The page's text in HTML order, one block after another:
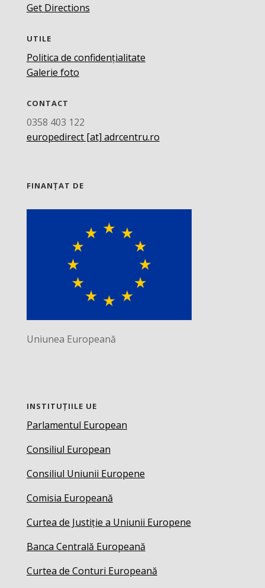
Get Directions
UTILE
Politica de confidențialitate
Galerie foto
CONTACT
0358 403 122
europedirect [at] adrcentru.ro
FINANȚAT DE
Uniunea Europeană
INSTITUȚIILE UE
Parlamentul European
Consiliul European
Consiliul Uniunii Europene
Comisia Europeană
Curtea de Justiție a Uniunii Europene
Banca Centrală Europeană
Curtea de Conturi Europeană